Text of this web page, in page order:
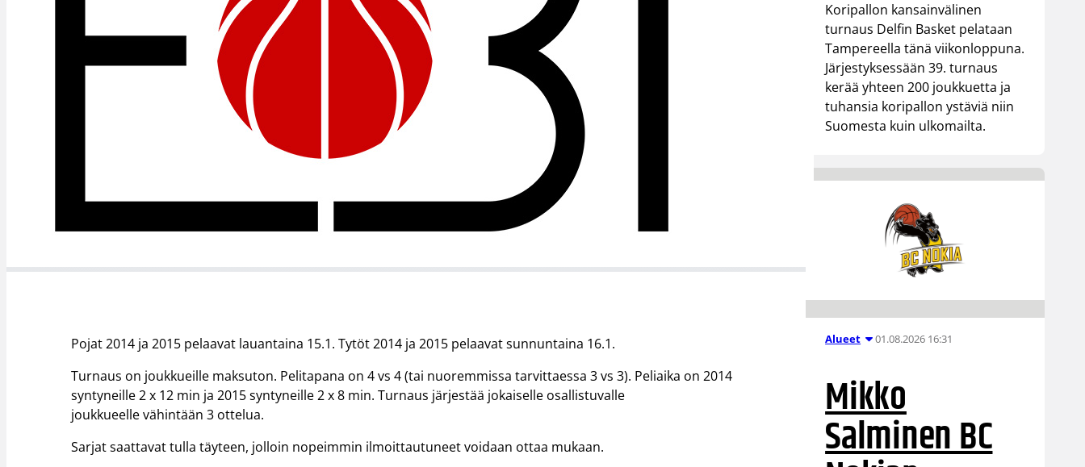
Pojat 2014 ja 2015 pelaavat lauantaina 15.1. Tytöt 2014 ja 2015 pelaavat sunnuntaina 16.1.
Turnaus on joukkueille maksuton. Pelitapana on 4 vs 4 (tai nuoremmissa tarvittaessa 3 vs 3). Peliaika on 2014
syntyneille 2 x 12 min ja 2015 syntyneille 2 x 8 min. Turnaus järjestää jokaiselle osallistuvalle
joukkueelle vähintään 3 ottelua.
Sarjat saattavat tulla täyteen, jolloin nopeimmin ilmoittautuneet voidaan ottaa mukaan.
Koripallon kansainvälinen
turnaus Delfin Basket pelataan
Tampereella tänä viikonloppuna.
Järjestyksessään 39. turnaus
kerää yhteen 200 joukkuetta ja
tuhansia koripallon ystäviä niin
Suomesta kuin ulkomailta.
Alueet 01.08.2026 16:31
Mikko
Salminen BC